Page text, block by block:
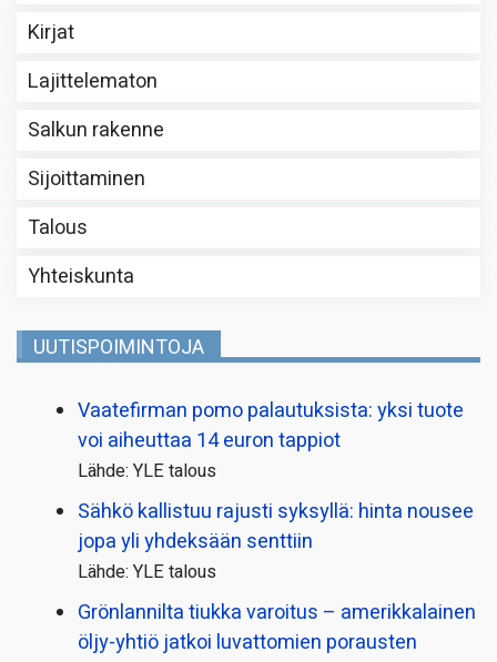
Kirjat
Lajittelematon
Salkun rakenne
Sijoittaminen
Talous
Yhteiskunta
UUTISPOIMINTOJA
Vaatefirman pomo palautuksista: yksi tuote
voi aiheuttaa 14 euron tappiot
Lähde: YLE talous
Sähkö kallistuu rajusti syksyllä: hinta nousee
jopa yli yhdeksään senttiin
Lähde: YLE talous
Grönlannilta tiukka varoitus – amerikkalainen
öljy-yhtiö jatkoi luvattomien porausten